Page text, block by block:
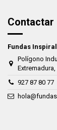
Contactar
Fundas Inspiral
Polígono
927 87 80 77